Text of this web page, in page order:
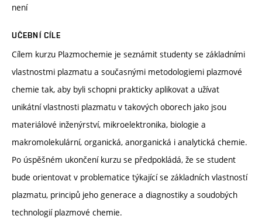
není
UČEBNÍ CÍLE
Cílem kurzu Plazmochemie je seznámit studenty se základními
vlastnostmi plazmatu a současnými metodologiemi plazmové
chemie tak, aby byli schopni prakticky aplikovat a užívat
unikátní vlastnosti plazmatu v takových oborech jako jsou
materiálové inženýrství, mikroelektronika, biologie a
makromolekulární, organická, anorganická i analytická chemie.
Po úspěšném ukončení kurzu se předpokládá, že se student
bude orientovat v problematice týkající se základních vlastností
plazmatu, principů jeho generace a diagnostiky a soudobých
technologií plazmové chemie.